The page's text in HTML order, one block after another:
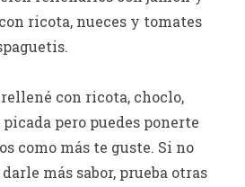
ricota, nueces y tomates
con ricota, choclo,
pero puedes ponerte
como más te guste. Si no
más sabor, prueba otras